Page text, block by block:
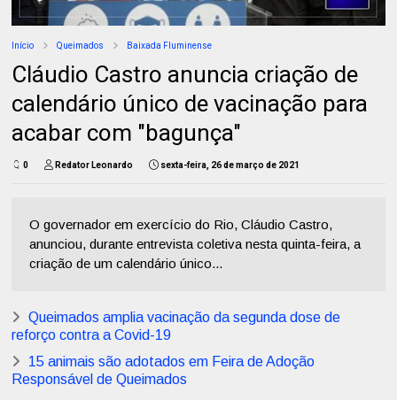
Início Queimados Baixada Fluminense
Cláudio Castro anuncia criação de
calendário único de vacinação para
acabar com "bagunça"
0 Redator Leonardo sexta-feira, 26 de março de 2021
O governador em exercício do Rio, Cláudio Castro,
anunciou, durante entrevista coletiva nesta quinta-feira, a
criação de um calendário único...
Queimados amplia vacinação da segunda dose de
reforço contra a Covid-19
15 animais são adotados em Feira de Adoção
Responsável de Queimados